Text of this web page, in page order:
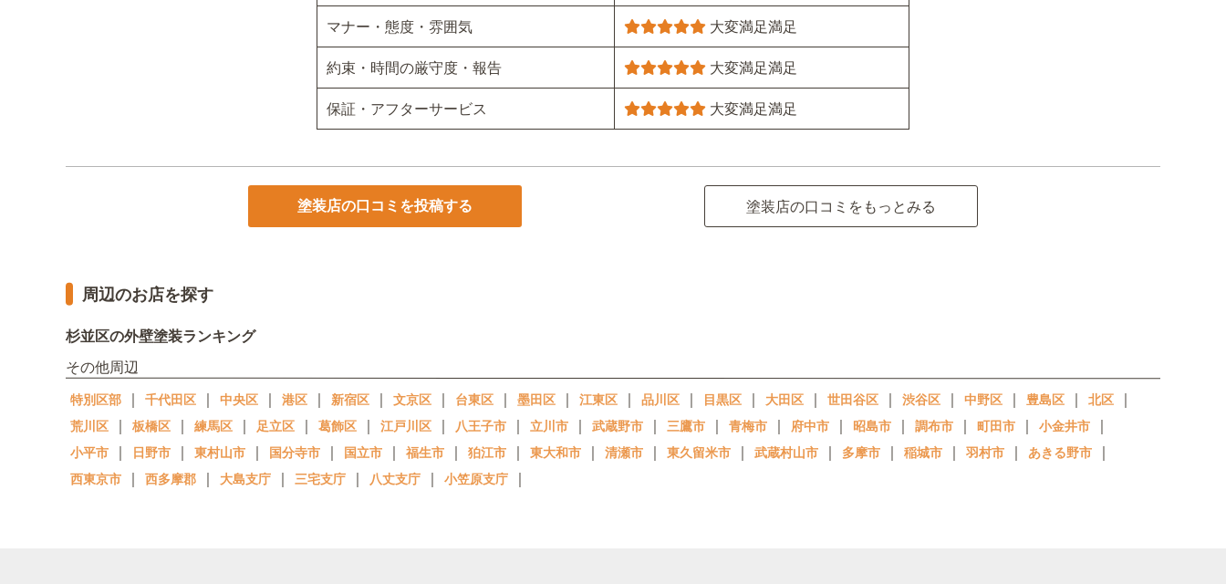
マナー・態度・雰囲気
大変満足満足
約束・時間の厳守度・報告
大変満足満足
保証・アフターサービス
大変満足満足
塗装店の口コミを投稿する 塗装店の口コミをもっとみる
周辺のお店を探す
杉並区の外壁塗装ランキング
その他周辺
特別区部 ｜ 千代田区 ｜ 中央区 ｜ 港区 ｜ 新宿区 ｜ 文京区 ｜ 台東区 ｜ 墨田区 ｜ 江東区 ｜ 品川区 ｜ 目黒区 ｜ 大田区 ｜ 世田谷区 ｜ 渋谷区 ｜ 中野区 ｜ 豊島区 ｜ 北区 ｜
荒川区 ｜ 板橋区 ｜ 練馬区 ｜ 足立区 ｜ 葛飾区 ｜ 江戸川区 ｜ 八王子市 ｜ 立川市 ｜ 武蔵野市 ｜ 三鷹市 ｜ 青梅市 ｜ 府中市 ｜ 昭島市 ｜ 調布市 ｜ 町田市 ｜ 小金井市 ｜
小平市 ｜ 日野市 ｜ 東村山市 ｜ 国分寺市 ｜ 国立市 ｜ 福生市 ｜ 狛江市 ｜ 東大和市 ｜ 清瀬市 ｜ 東久留米市 ｜ 武蔵村山市 ｜ 多摩市 ｜ 稲城市 ｜ 羽村市 ｜ あきる野市 ｜
西東京市 ｜ 西多摩郡 ｜ 大島支庁 ｜ 三宅支庁 ｜ 八丈支庁 ｜ 小笠原支庁 ｜